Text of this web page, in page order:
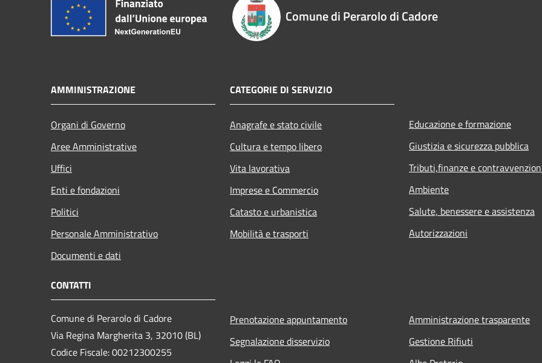
Comune di Perarolo di Cadore
AMMINISTRAZIONE
Organi di Governo
Aree Amministrative
Uffici
Enti e fondazioni
Politici
Personale Amministrativo
Documenti e dati
CATEGORIE DI SERVIZIO
Anagrafe e stato civile
Cultura e tempo libero
Vita lavorativa
Imprese e Commercio
Catasto e urbanistica
Mobilità e trasporti
Educazione e formazione
Giustizia e sicurezza pubblica
Tributi,finanze e
Ambiente
Salute, benessere e assistenza
Autorizzazioni
CONTATTI
Comune di Perarolo di Cadore
Via Regina Margherita 3, 32010 (BL)
Codice Fiscale: 00212300255
Prenotazione appuntamento
Segnalazione disservizio
Amministrazione trasparente
Gestione Rifiuti